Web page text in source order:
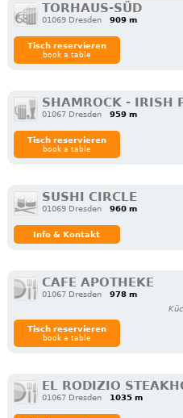
TORHAUS-SÜD
01069 Dresden 909 m
Tisch reservieren
book a table
SHAMROCK - IRISH
01067 Dresden 959 m
Tisch reservieren
book a table
SUSHI CIRCLE
01069 Dresden 960 m
Info & Kontakt
CAFE APOTHEKE
01067 Dresden
978 m
Tisch reservieren
book a table
EL RODIZIO
01067 Dresden 1035 m